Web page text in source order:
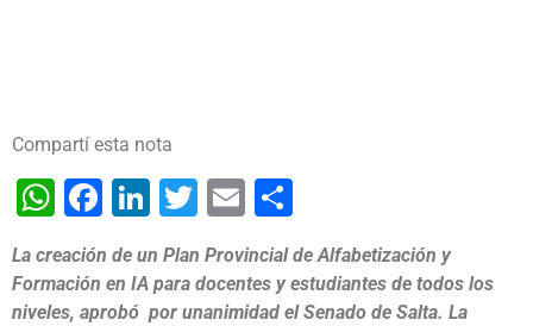
Compartí esta nota
WhatsApp
Facebook
LinkedIn
Twitter
Email
La creación de un Plan Provincial de Alfabetización y
Formación en IA para docentes y estudiantes de todos los
niveles, aprobó por unanimidad el Senado de Salta. La